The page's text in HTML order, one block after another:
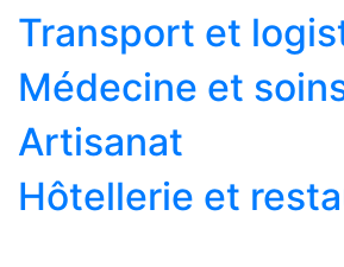
Transport et
Médecine et
Artisanat
Hôtellerie et